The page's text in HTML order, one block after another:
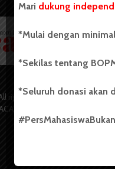
rights reserved
Mari dukung
*Mulai dengan
*Sekilas tentang
*Seluruh donasi akan